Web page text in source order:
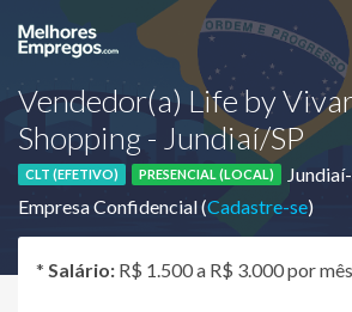
Vendedor(a) Life by
Shopping - Jundiaí/SP
CLT (EFETIVO) PRESENCIAL (LOCAL)
Empresa Confidencial (Cadastre-se)
* Salário: R$ 1.500 a R$ 3.000 por